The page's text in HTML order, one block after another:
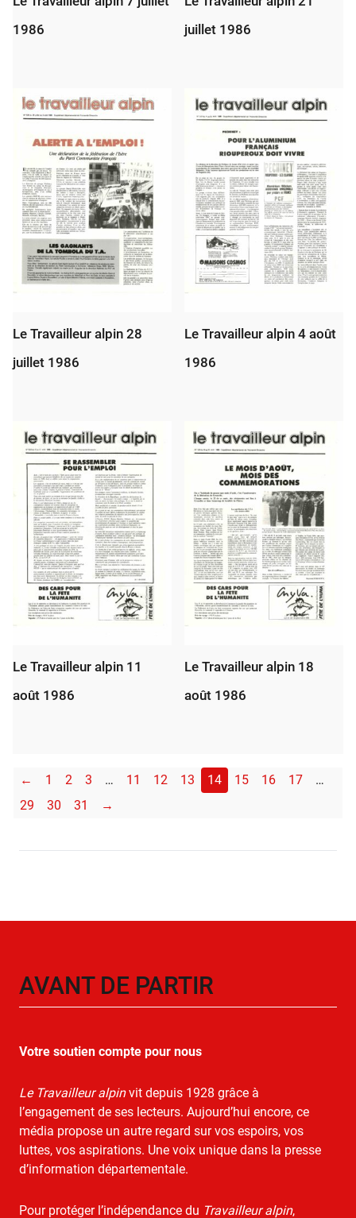
1986
juillet 1986
Le Travailleur alpin 28
juillet 1986
Le Travailleur alpin 4 août
1986
Le Travailleur alpin 11
août 1986
Le Travailleur alpin 18
août 1986
← 1 2 3 … 11 12 13 14 15 16 17
…
29
30 31 →
AVANT DE PARTIR
Votre soutien compte pour nous
Le Travailleur alpinvit depuis 1928 grâce à
l’engagement de ses lecteurs. Aujourd’hui encore, ce
média propose un autre regard sur vos espoirs, vos
luttes, vos aspirations. Une voix unique dans la presse
d’information départementale.
Pour protéger l’indépendance du Travailleur alpin,